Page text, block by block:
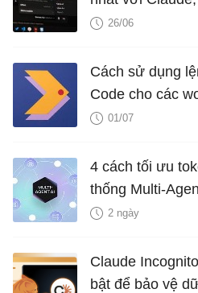
duy nhất
26/06
Cách sử dụng
Code cho các
động01/07
4 cách tối ưu
thống Multi-
2 ngày
Claude
bật để bảo vệ